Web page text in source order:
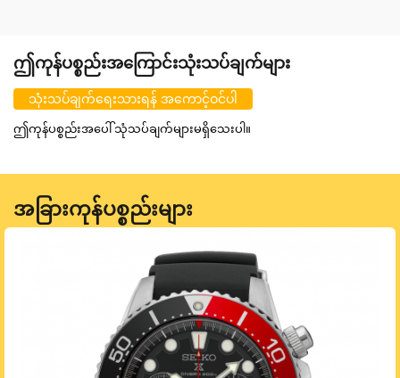
ဤကုန်ပစ္စည်းအကြောင်းသုံးသပ်ချက်များ
သုံးသပ်ချက်ရေးသားရန် အကောင့်ဝင်ပါ
ဤကုန်ပစ္စည်းအပေါ် သုံသပ်ချက်များမရှိသေးပါ။
အခြားကုန်ပစ္စည်းများ